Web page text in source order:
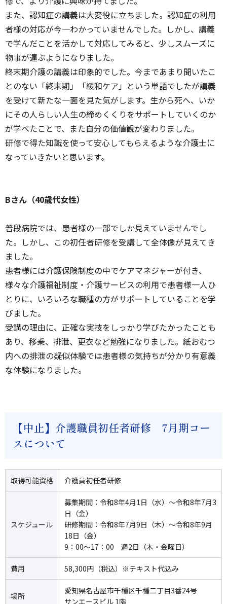
また、認知症の講義は大変役に立ちました。認知症の利用
者様の対応が今一わかっていませんでした。しかし、講義
で学んだことを活かして対応してみると、少しスムーズに
物事が運ぶようになりました。
終末期介護の講義は印象的でした。今まであまり聞いたこ
とのない「終末期」「緩和ケア」という単語でしたが講義
を受けて新たな一面を見た気がします。生から死へ、いか
にその人らしい人生の締めくくりをサポートしていくのか
が学べたことで、また自分の価値観が変わりました。
研修で得た知識を使って安心してもらえるような介護士に
なっていきたいと思います。
Bさん（40歳代女性）
普段病院では、患者様の一部でしか見えていませんでし
た。しかし、この初任者研修を受講して全体像が見えてき
ました。
患者様には介護保険制度の中でケアマネジャーが付き、
様々な介護福祉制度・介護サービスの利用で患者様一人ひ
とりに、いろいろな職種の方がサポートしていることを学
びました。
受講の理由に、正確な実技をしっかり学びたかったことも
あり、移乗、排泄、更衣など勉強になりました。紙おむつ
内への排泄の疑似体験では患者様の気持ちが分かり有意義
な体験になりました。
【中止】介護職員初任者研修 7月期コー
スについて
取得可能資格 介護員初任者研修
スケジュール
募集期間：令和8年4月1日（水）～令和8年7月3
日（金）
研修期間：令和8年7月9日（木）～令和8年9月
18日（金）
9：00～17：00 週2日（木・金曜日）
費用 58,300円（税込）※テキスト代込み
場所
愛知県名古屋市千種区千種二丁目3番24号
サンエースビル 1階